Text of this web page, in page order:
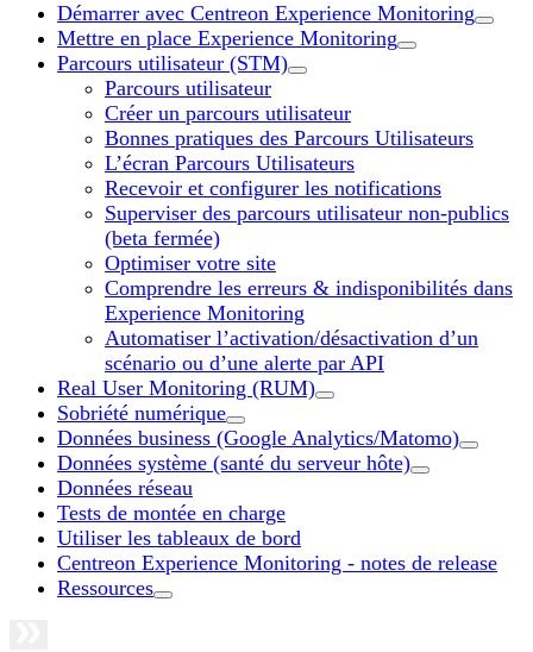
Démarrer avec Centreon Experience Monitoring
Mettre en place Experience Monitoring
Parcours utilisateur (STM)
Parcours utilisateur
Créer un parcours utilisateur
Bonnes pratiques des Parcours Utilisateurs
L’écran Parcours Utilisateurs
Recevoir et configurer les notifications
Superviser des parcours utilisateur non-publics
(beta fermée)
Optimiser votre site
Comprendre les erreurs & indisponibilités dans
Experience Monitoring
Automatiser l’activation/désactivation d’un
scénario ou d’une alerte par API
Real User Monitoring (RUM)
Sobriété numérique
Données business (Google Analytics/Matomo)
Données système (santé du serveur hôte)
Données réseau
Tests de montée en charge
Utiliser les tableaux de bord
Centreon Experience Monitoring - notes de release
Ressources